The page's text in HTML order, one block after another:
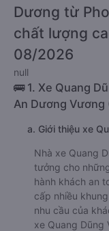
Dương từ
chất lượng
08/2026
null
🚌 1. Xe Quang
An Dương Vương
a. Giới thiệu xe
Nhà xe Quang
tưởng cho
hành khách an
cấp nhiều
nhu cầu của
xe Quang Dũng